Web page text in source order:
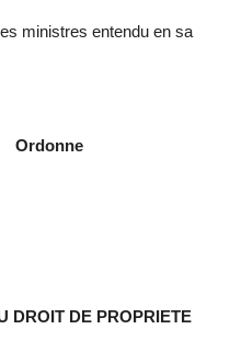
des ministres
DROIT DE PROPRIETE